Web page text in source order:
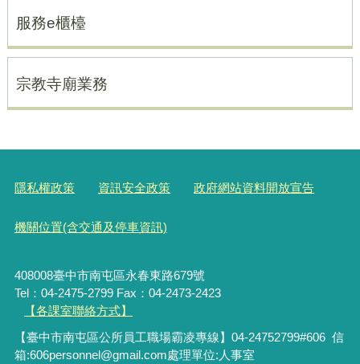
服務e櫃檯
宗教寺廟業務
隱私權政策 資訊安全政策 政府網站資料開放宣告
機關位置(含交通及停車資訊)
408008臺中市南屯區永春東路679號
Tel：04-2475-2799 Fax：04-2473-2423
【各課室聯絡方式】
【臺中市南屯區公所員工職場霸凌專線】04-24752799#606 信
箱:606personnel@gmail.com處理單位:人事室